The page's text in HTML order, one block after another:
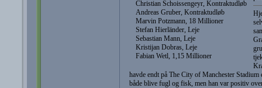
Christian Schoissengeyr, Kontraktudløb
Andreas Gruber, Kontraktudløb
Marvin Potzmann, 18 Millioner
Stefan Hierländer, Leje
Sebastian Mann, Leje
Kristijan Dobras, Leje
Fabian Wetl, 1,15 Millioner
havde endt på The City of Manchester
både blive fugl og fisk, men han var positiv